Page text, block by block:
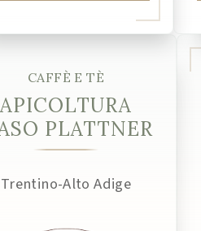
CAFFÈ E TÈ
APICOLTURA
PLATTNER
Trentino-Alto Adige